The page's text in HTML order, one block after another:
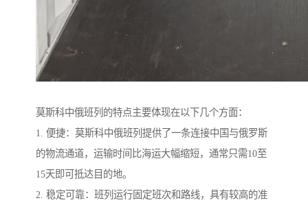
莫斯科中俄班列的特点主要体现在以下几个方面：
1. 便捷：莫斯科中俄班列提供了一条连接中国与俄罗斯
的物流通道，运输时间比海运大幅缩短，通常只需10至
15天即可抵达目的地。
2. 稳定可靠：班列运行固定班次和路线，具有较高的准